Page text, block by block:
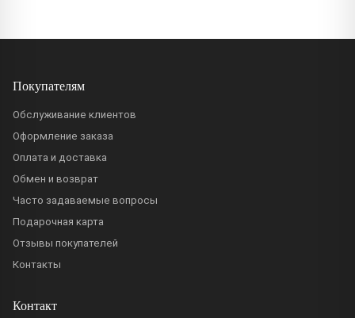
Покупателям
Обслуживание клиентов
Оформление заказа
Оплата и доставка
Обмен и возврат
Часто задаваемые вопросы
Подарочная карта
Отзывы покупателей
Контакты
Контакт